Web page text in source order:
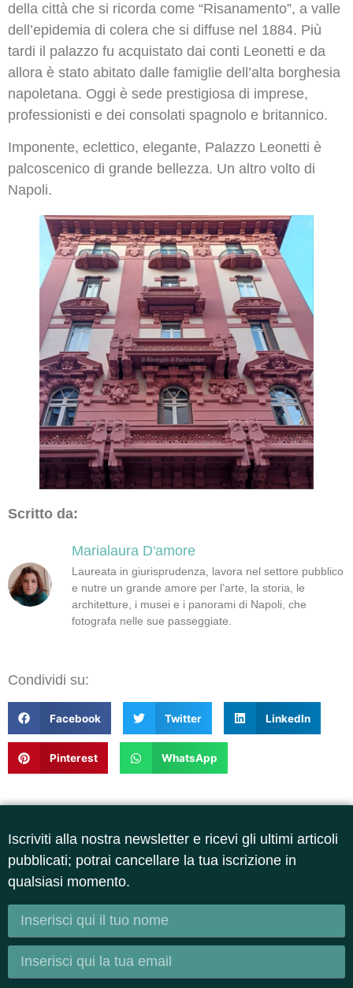
della città che si ricorda come “Risanamento”, a valle
dell’epidemia di colera che si diffuse nel 1884. Più
tardi il palazzo fu acquistato dai conti Leonetti e da
allora è stato abitato dalle famiglie dell’alta borghesia
napoletana. Oggi è sede prestigiosa di imprese,
professionisti e dei consolati spagnolo e britannico.
Imponente, eclettico, elegante, Palazzo Leonetti è
palcoscenico di grande bellezza. Un altro volto di
Napoli.
Scritto da:
Marialaura D'amore
Laureata in giurisprudenza, lavora nel settore pubblico
e nutre un grande amore per l’arte, la storia, le
architetture, i musei e i panorami di Napoli, che
fotografa nelle sue passeggiate.
Condividi su:
Facebook Twitter LinkedIn
Pinterest WhatsApp
Iscriviti alla nostra newsletter e ricevi gli ultimi articoli
pubblicati; potrai cancellare la tua iscrizione in
qualsiasi momento.